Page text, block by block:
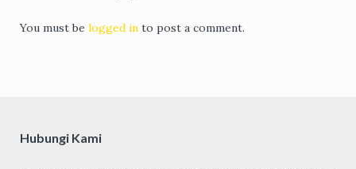
You must be logged in to post a comment.
Hubungi Kami